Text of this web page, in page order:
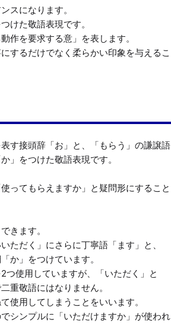
スになります。
けた敬語表現です。
作を要求する意」を表します。
するだけでなく柔らかい印象を与えるこ
す接頭辞「お」と、「もらう」の謙譲語
」をつけた敬語表現です。
ってもらえますか」と疑問形にすること
きます。
ただく」にさらに丁寧語「ます」と、
か」をつけています。
つ使用していますが、「いただく」と
重敬語にはなりません。
使用してしまうことをいいます。
シンプルに「いただけますか」が使われ